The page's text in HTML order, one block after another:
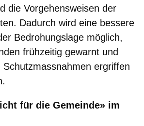
die Vorgehensweisen der
Dadurch wird eine bessere
Bedrohungslage möglich,
frühzeitig gewarnt und
Schutzmassnahmen ergriffen
für die Gemeinde» im